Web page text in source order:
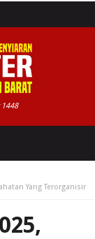
Yang Terorganisir